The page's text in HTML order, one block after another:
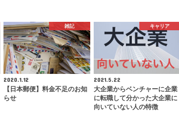
雑記
2020.1.12
【日本郵便】料金不足のお知
らせ
キャリア
2021.5.22
大企業からベンチャーに企業
に転職して分かった大企業に
向いていない人の特徴